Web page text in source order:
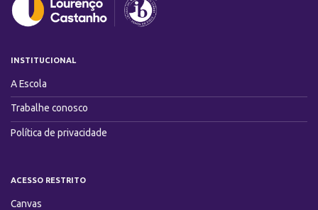
INSTITUCIONAL
A Escola
Trabalhe conosco
Política de privacidade
ACESSO RESTRITO
Canvas